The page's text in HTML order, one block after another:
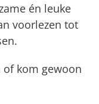
én leuke
voorlezen tot
of kom gewoon